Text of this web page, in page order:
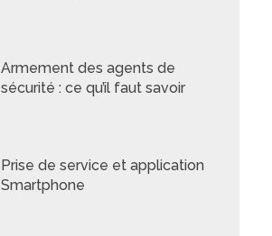
Armement des agents de
sécurité : ce qu’il faut savoir
Prise de service et application
Smartphone